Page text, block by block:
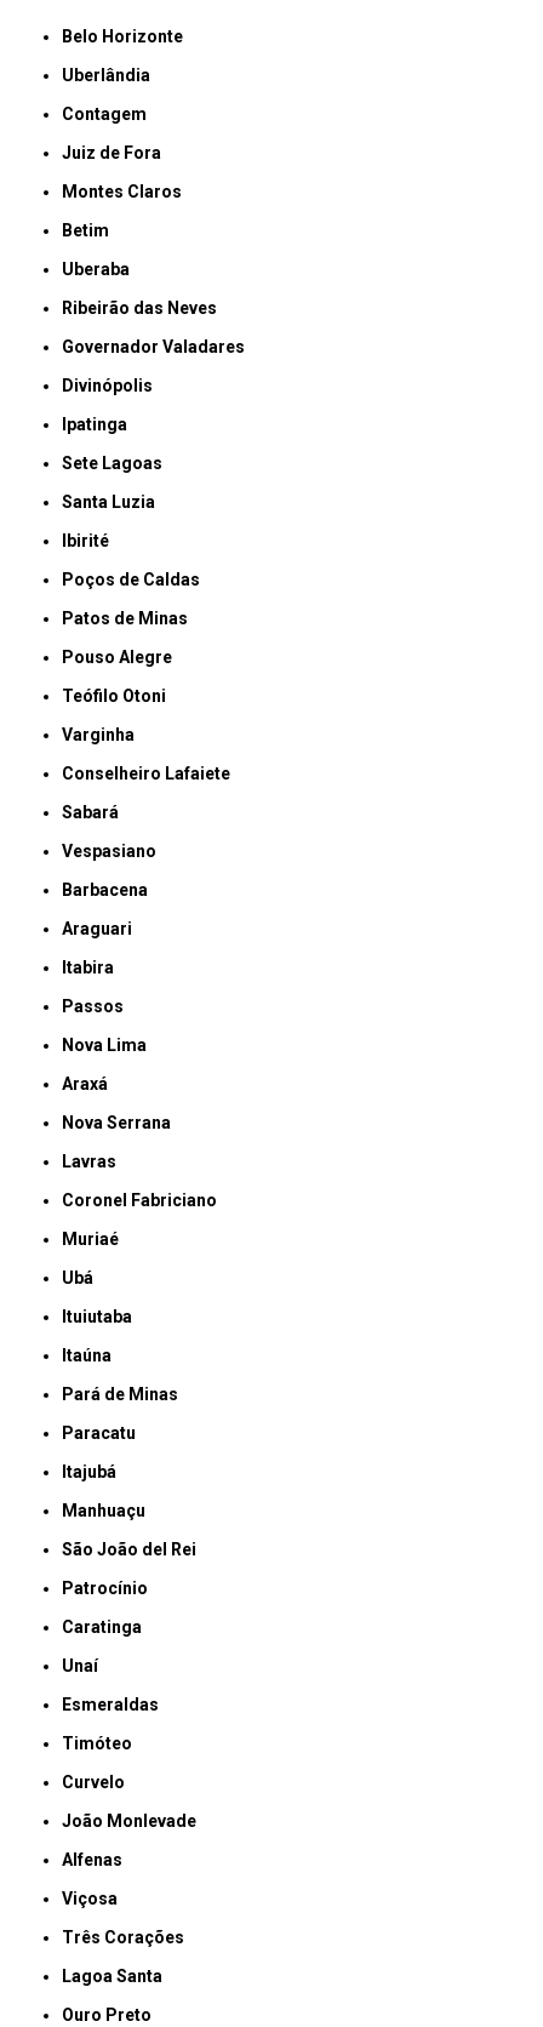
Belo Horizonte
Uberlândia
Contagem
Juiz de Fora
Montes Claros
Betim
Uberaba
Ribeirão das Neves
Governador Valadares
Divinópolis
Ipatinga
Sete Lagoas
Santa Luzia
Ibirité
Poços de Caldas
Patos de Minas
Pouso Alegre
Teófilo Otoni
Varginha
Conselheiro Lafaiete
Sabará
Vespasiano
Barbacena
Araguari
Itabira
Passos
Nova Lima
Araxá
Nova Serrana
Lavras
Coronel Fabriciano
Muriaé
Ubá
Ituiutaba
Itaúna
Pará de Minas
Paracatu
Itajubá
Manhuaçu
São João del Rei
Patrocínio
Caratinga
Unaí
Esmeraldas
Timóteo
Curvelo
João Monlevade
Alfenas
Viçosa
Três Corações
Lagoa Santa
Ouro Preto